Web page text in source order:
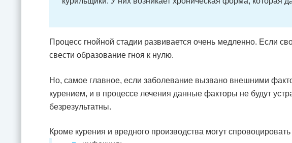
Процесс гнойной стадии развивается очень медленно. Если
свести образование гноя к нулю.
Но, самое главное, если заболевание вызвано внешними
курением, и в процессе лечения данные факторы не будут
безрезультатны.
Кроме курения и вредного производства могут